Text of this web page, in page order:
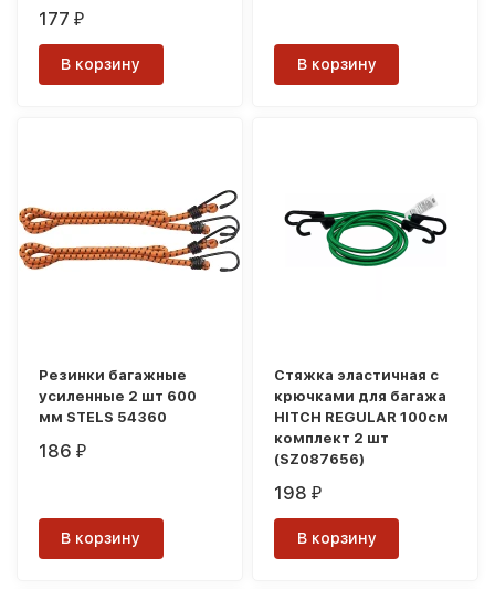
177₽
В корзину В корзину
Резинки багажные
усиленные 2 шт 600
мм STELS 54360
186₽
В корзину
Стяжка эластичная с
крючками для багажа
HITCH REGULAR 100см
комплект 2 шт
(SZ087656)
198₽
В корзину